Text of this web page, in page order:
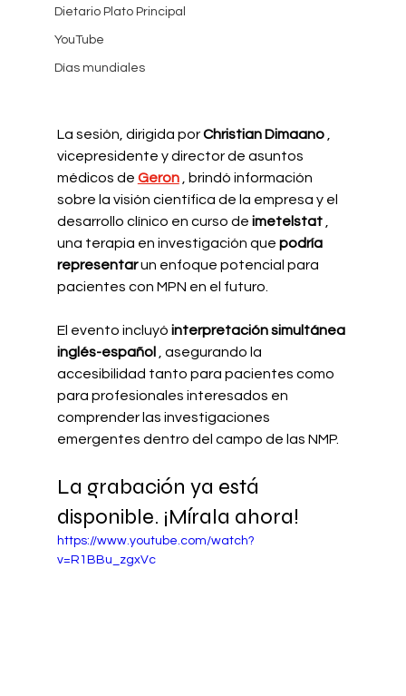
Dietario Plato Principal
YouTube
Días mundiales
La sesión, dirigida por Christian Dimaano
vicepresidente y director de asuntos
médicos de Geron
, brindó información
sobre la visión científica de la empresa y el
desarrollo clínico en curso de imetelstat
una terapia en investigación que podría
representar un enfoque potencial para
pacientes con MPN en el futuro.
El evento incluyó interpretación simultánea
inglés-español
, asegurando la
accesibilidad tanto para pacientes como
para profesionales interesados en
comprender las investigaciones
emergentes dentro del campo de las NMP.
La grabación ya está
disponible. ¡Mírala ahora!
https://www.youtube.com/watch?
v=R1BBu_zgxVc